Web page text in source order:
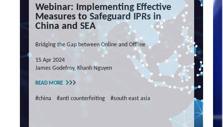
Webinar: Implementing Effective
Measures to Safeguard IPRs in
China and SEA
Bridging the Gap between Online and Offline
15 Apr 2024
James Godefroy, Khanh Nguyen
READ MORE
#china #anti counterfeiting #south east asia